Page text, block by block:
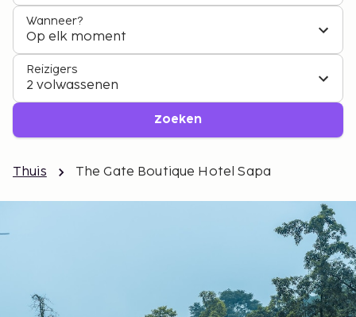
Wanneer?
Op elk moment
Reizigers
2 volwassenen
Zoeken
Thuis The Gate Boutique Hotel Sapa